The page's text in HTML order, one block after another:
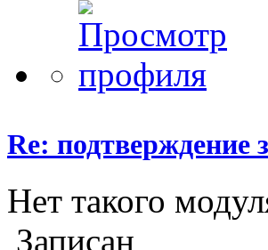
Re: подтверждение
Нет такого
Записан